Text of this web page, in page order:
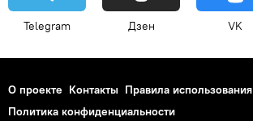
Telegram Дзен VK
О проекте Контакты Правила использования
Политика конфиденциальности